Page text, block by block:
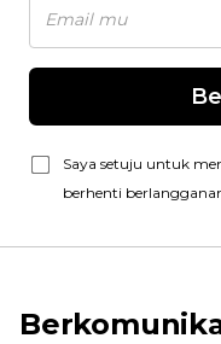
Saya setuju untuk
berhenti